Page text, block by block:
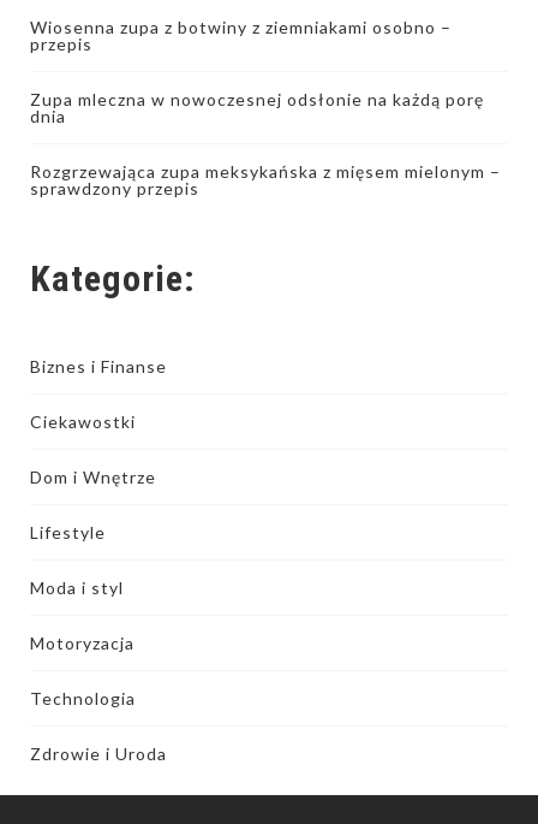
Wiosenna zupa z botwiny z ziemniakami osobno –
przepis
Zupa mleczna w nowoczesnej odsłonie na każdą porę
dnia
Rozgrzewająca zupa meksykańska z mięsem mielonym –
sprawdzony przepis
Kategorie:
Biznes i Finanse
Ciekawostki
Dom i Wnętrze
Lifestyle
Moda i styl
Motoryzacja
Technologia
Zdrowie i Uroda